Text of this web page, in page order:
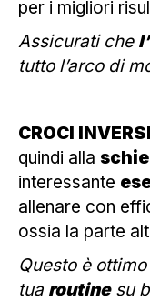
per i migliori
Assicurati che
tutto l’arco di
CROCI
quindi alla
interessante
allenare con
ossia la parte
Questo è
tua routinesu